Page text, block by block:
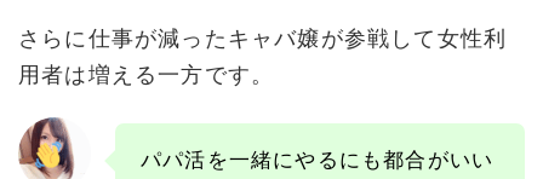
さらに仕事が減ったキャバ嬢が参戦して女性利
用者は増える一方です。
パパ活を一緒にやるにも都合がいい